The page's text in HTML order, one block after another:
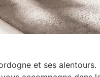
et ses alentours.